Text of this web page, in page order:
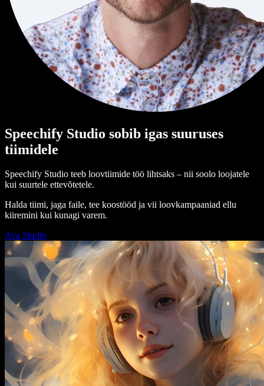
Speechify Studio sobib igas suuruses
tiimidele
Speechify Studio teeb loovtiimide töö lihtsaks – nii soolo loojatele
kui suurtele ettevõtetele.
Halda tiimi, jaga faile, tee koostööd ja vii loovkampaaniad ellu
kiiremini kui kunagi varem.
Ava Studio